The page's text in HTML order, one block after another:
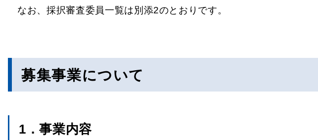
なお、採択審査委員一覧は別添2のとおりです。
募集事業について
1．事業内容